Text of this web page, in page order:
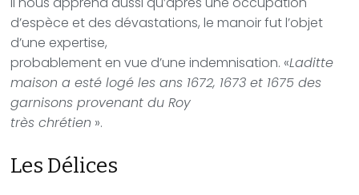
d’espèce et des dévastations, le manoir fut l’objet
d’une expertise,
probablement en vue d’une indemnisation. «Laditte
maison a esté logé les ans 1672, 1673 et 1675 des
garnisons provenant du Roy
très chrétien ».
Les Délices